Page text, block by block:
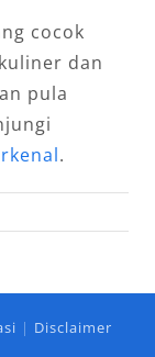
cocok
dan
pula
.
| Disclaimer